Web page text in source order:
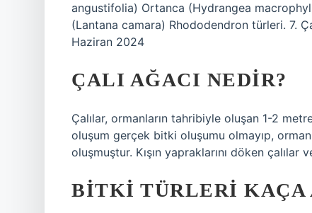
angustifolia) Ortanca (Hydrangea
(Lantana camara) Rhododendron türleri. 7.
Haziran 2024
ÇALI AĞACI NEDIR?
Çalılar, ormanların tahribiyle oluşan 1-2
oluşum gerçek bitki oluşumu olmayıp,
oluşmuştur. Kışın yapraklarını döken
BITKI TÜRLERI KAÇA